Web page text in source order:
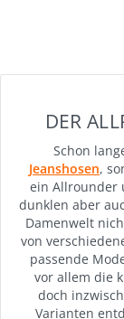
DER
Schon
Jeanshosen,
ein Allrounder
dunklen aber
Damenwelt
von
passende
vor allem die
doch
Varianten